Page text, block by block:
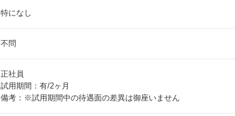
特になし
不問
正社員
試用期間：有/2ヶ月
備考：※試用期間中の待遇面の差異は御座いません